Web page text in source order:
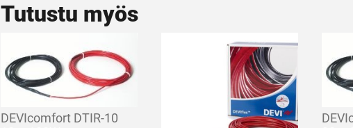
Tutustu myös
DEVIcomfort DTIR-10